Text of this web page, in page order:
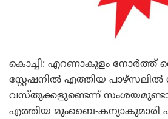
കൊച്ചി: എറണാകുളം നോര്‍ത്ത്
സ്റ്റേഷനില്‍ എത്തിയ
വസ്തുക്കളുണ്ടെന്ന്
എത്തിയ മുംബൈ-